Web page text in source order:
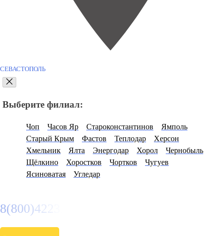
СЕВАСТОПОЛЬ
Выберите филиал:
Чоп Часов Яр Староконстантинов
Ямполь
Старый Крым
Фастов Теплодар
Херсон
Хмельник
Ялта Энергодар Хорол
Чернобыль
Щёлкино
Хоростков Чортков
Чугуев
Ясиноватая
Угледар
8(800)4223263